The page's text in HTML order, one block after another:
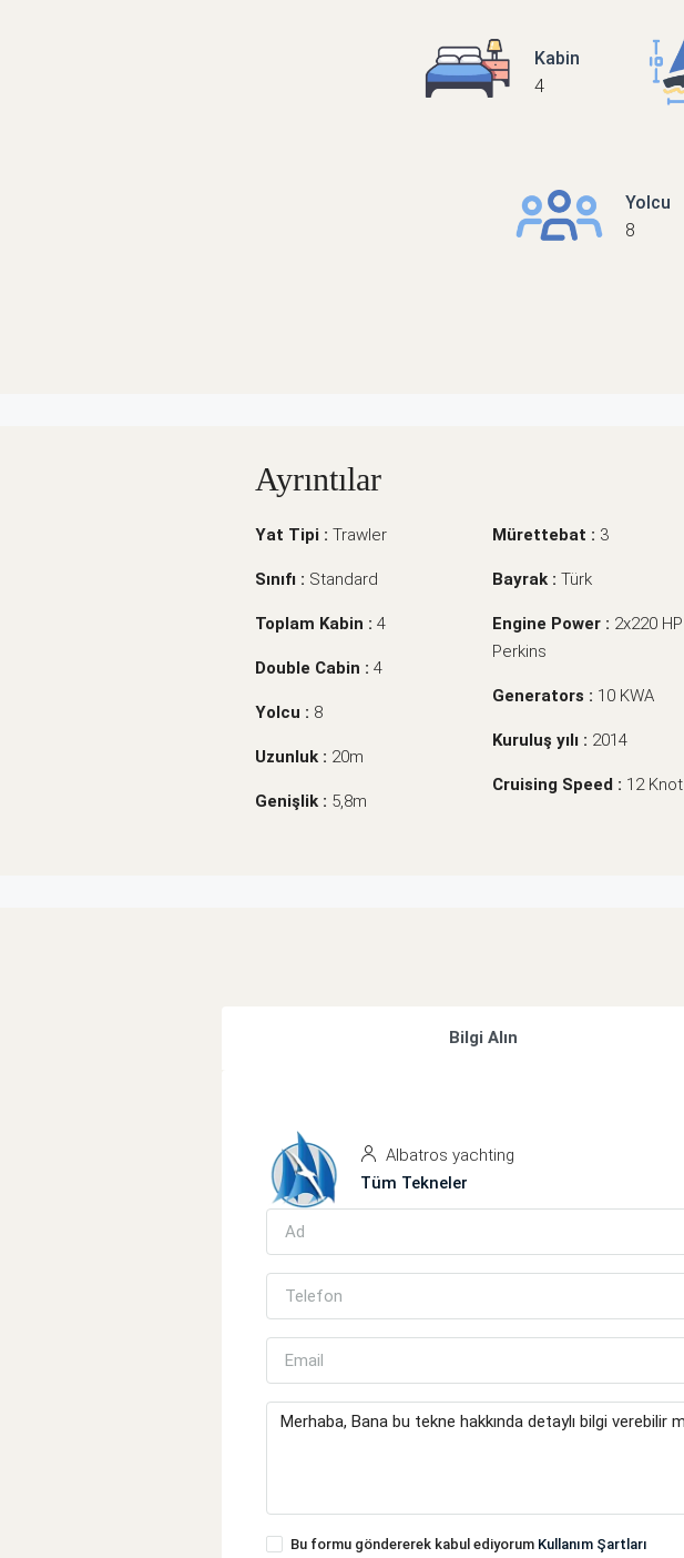
Kabin
4
Yolcu
8
Ayrıntılar
Yat Tipi : Trawler
Sınıfı : Standard
Toplam Kabin : 4
Double Cabin : 4
Yolcu : 8
Uzunluk : 20m
Genişlik : 5,8m
Mürettebat : 3
Bayrak : Türk
Engine Power : 2x220 HP
Perkins
Generators : 10 KWA
Kuruluş yılı : 2014
Cruising Speed : 12 Knot
Bilgi Alın
Albatros yachting
Tüm Tekneler
Bu formu göndererek kabul ediyorum Kullanım Şartları